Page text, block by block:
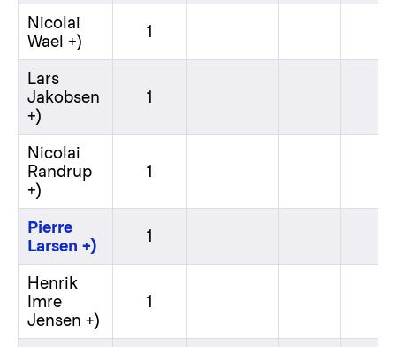
Nicolai
Wael +)
1
Lars
Jakobsen
+)
1
Nicolai
Randrup
+)
1
Pierre
Larsen +)
1
Henrik
Imre
Jensen +)
1